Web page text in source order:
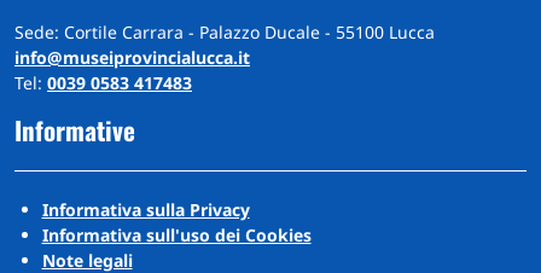
Sede: Cortile Carrara - Palazzo Ducale - 55100 Lucca
info@museiprovincialucca.it
Tel: 0039 0583 417483
Informative
Informativa sulla Privacy
Informativa sull'uso dei Cookies
Note legali